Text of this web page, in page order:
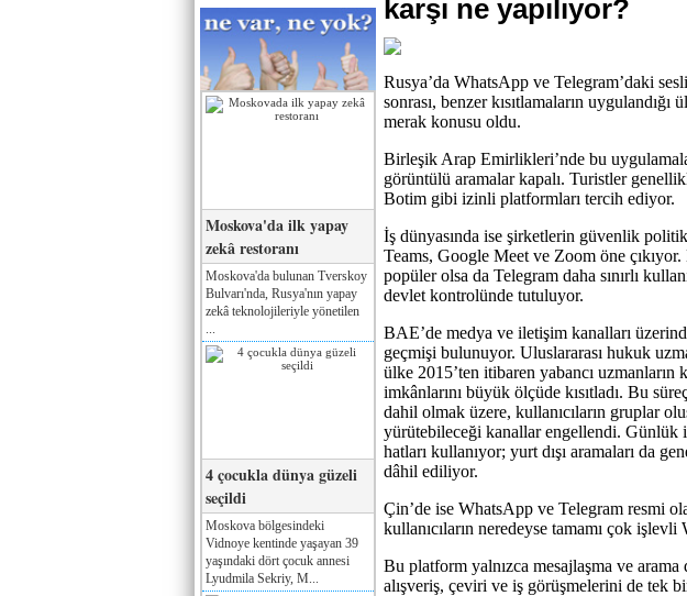
Moskova'da ilk yapay
zekâ restoranı
Moskova'da bulunan Tverskoy
Bulvarı'nda, Rusya'nın yapay
zekâ teknolojileriyle yönetilen
4 çocukla dünya güzeli
seçildi
Moskova bölgesindeki
Vidnoye kentinde yaşayan 39
yaşındaki dört çocuk annesi
Lyudmila Sekriy, M...
karşı ne yapılıyor?
Rusya’da WhatsApp ve Telegram’daki
sonrası, benzer kısıtlamaların
merak konusu oldu.
Birleşik Arap Emirlikleri’nde bu
görüntülü aramalar kapalı. Turistler
Botim gibi izinli platformları tercih ediyor.
İş dünyasında ise şirketlerin güvenlik
Teams, Google Meet ve Zoom öne
popüler olsa da Telegram daha sınırlı
devlet kontrolünde tutuluyor.
BAE’de medya ve iletişim kanalları
geçmişi bulunuyor. Uluslararası hukuk
ülke 2015’ten itibaren yabancı uzmanların
imkânlarını büyük ölçüde kısıtladı. Bu
dahil olmak üzere, kullanıcıların gruplar
yürütebileceği kanallar engellendi. Günlük
hatları kullanıyor; yurt dışı aramaları da
dâhil ediliyor.
Çin’de ise WhatsApp ve Telegram resmi
kullanıcıların neredeyse tamamı çok
Bu platform yalnızca mesajlaşma ve
alışveriş, çeviri ve iş görüşmelerini de tek